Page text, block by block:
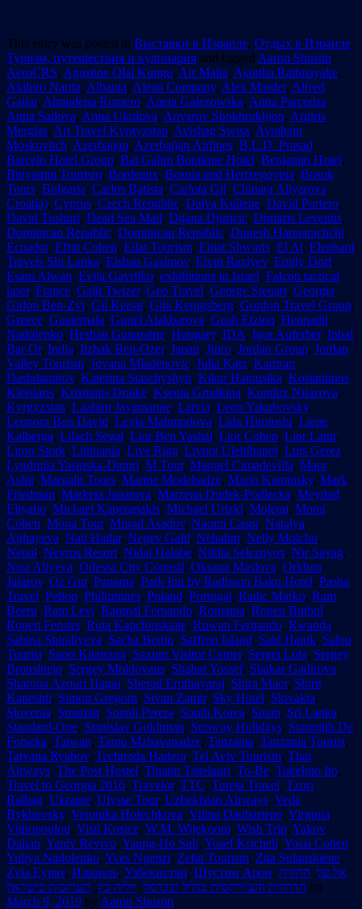
This entry was posted in Выставки в Израиле, Отдых в Израиле,
Туризм, путешествия и кулинария and tagged Aaron Shustin,
AeroCRS, Agustine Olal Kungu, Air Malta, Ajantha Rathnayake,
Akihiro Narita, Albania, Alean Company, Alex Marder, Alfred
Gajjar, Almudena Romero, Aneta Galezowska, Anna Parcerisa,
Anna Sadova, Anna Ukolova, Anvarov Shokhrukhjon, Argiris
Mergias, Art Travel Kyrgyzstan, Avishag Swisa, Avraham
Moskovitch, Azerbaijan, Azerbaijan Airlines, B.L.D. Prasad,
Barcelo Hotel Group, Bat Galim Boutique Hotel, Benjamin Hotel,
Binyamin Tourism, Bordeaux, Bosnia and Hertzegovina, Bosuk
Tours, Bulgaria, Carlos Batista, Carlota Gil, Chinara Aliyarova,
Croatia), Cyprus, Czech Republic, Daiva Kuliene, David Portero,
David Tushuri, Dead Sea Mail, Dijana Djuricic, Dimitris Leventis,
Dominican Repablic, Dominican Republic, Dunesh Hapuarachchi,
Ecuador, Efrat Cohen, Eilat Tourism, Einat Shwarts, El Al, Elephant
Travels Shi Lanka, Elshan Gasimov, Elvin Raziyev, Emily Dorf,
Esam Alwan, Evija Gavrilko, exhibitions in Israel, Falcon tactical
laser, France, Galit Twizer, Geo Travel, George Steuart, Georgia,
Gidon Ben-Zvi, Gil Keisar, Gila Kenigsberg, Gordon Travel Group,
Greece, Guatemala, Gunel Alakbarova, Gush Etzion, Hennadii
Nadolenko, Heshan Gunaratne, Hungary, IDA, Igor Auferber, Inbal
Bar Or, India, Itzhak Ben-Ozer, Japan, Jinro, Jordan Group, Jordan
Valley Tourism, Jovana Mladenovic, Julia Katz, Kamran
Dashdamirov, Katerina Staschyshyn, Kikar Hamusika, Kostantinos
Kleisiaris, Kristianis Draike, Ksenia Grudkina, Kunduz Niiazova,
Kyrgyzstan, Laahiru Jayamanne, Latvia, Leon Yakubovsky,
Leonora Ben David, Leyla Mahmodova, Lida Hirotoshi, Liene
Kalberga, Lilach Segal, Lior Ben Yashai, Lior Cohen, Lior Lanir,
Liron Stork, Lithuania, Live Riga, Livnot Ulehibanot, Luis Gerez,
Lyudmila Yasinska-Damri, M Tour, Manuel Cimadevilla, Maor
Ashir, Margalit Tours, Marine Modebadze, Mario Kaminsky, Mark
Friedman, Marketa Janatova, Marzena Dudek-Podlecka, Meydad
Eliyahu, Michael Kapetanakis, Michael Urizki, Moletai, Momi
Cohen, Mona Tour, Murad Asadov, Naomi Caspi, Natalya
Aghayeva, Nati Hadar, Negev Galil, Nehalim, Nelly Molcho,
Nepal, Nevros Resort, Nidal Halabe, Nikita Seleznyov, Nir Sayag,
Nisa Aliyeva, Odessa City Counsil, Oksana Maslova, Orkhan
Jafarov, Oz Gur, Panama, Park Inn by Radisson Baku Hotel, Pasha
Travel, Pelion, Philippines, Poland, Portugal, Radic Marko, Ram
Beeru, Ram Levi, Ranmal Fernando, Romania, Ronen Butbul,
Ronen Fenster, Ruta Kapchinskaite, Ruwan Fernando, Rwanda,
Sabina Shiraliyeva, Sacha Bertin, Saffron Island, Said Hatuk, Salou
Tourist, Saori Kitamura, Saxum Visitor Center, Sergei Lola, Sergey
Bronshtein, Sergey Moldovans, Shahar Yossef, Shakar Gadirova,
Sharona Azouri Hagai, Sherad Eruthayaraj, Shira Maor, Shirit
Kaneshti, Simon Gregorn, Sivan Zamir, Sky Hotel, Slovakia,
Slovenia, Smartair, Sonali Perera, South Korea, Spain, Sri Lanka,
Standard-One, Stanislav Gokhman, Sunway Holidays, Suranjith De
Forseka, Taiwan, Tamu Mzhavanadze, Tanzania, Tanzania Tourist,
Tatyana Ryabov, Technoda Hadera, Tel Aviv Tourism, Thai
Airways, The Post Hostel, Tinatin Tsitelauri, To-Be, Tokehito Ito,
Travel to Georgia 2010, Travelor, TTC, Tureta Travel, Tzori
Ralbag, Ukraine, Ulysse Tour, Uzbekistan Airways, Veda
Bykhovsky, Veronika Holechkova, Vilma Daubariene, Virginia
Vithopoulou, Visit Kosice, W.M. Wijekoom, Wish Trip, Yakov
Dahan, Yaniv Revivo, Yaung-Ho Suh, Yosef Kricheli, Yossi Cohen,
Yuliya Nadolenko, Yves Ngenzi, Zefat Tourism, Zita Sulauskiene,
Zvia Eynav, Израиль, Узбекистан, Шустин Арон, אל על, החוויה
הדרוזית והצ'ירקסית בגליל ובכרמל, יוליה כץ, תערוכות בישראל
on
March 9, 2019 by Aaron Shustin.